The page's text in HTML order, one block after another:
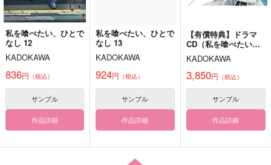
Hasebe in Wonderla
FourSec
パラダイム・シフト
（税込）
本音は瞳の奥に
私を喰べたい、ひとで
なし 12
KADOKAWA
836円 （税込）
サンプル
作品詳細
私を喰べたい、ひとで
なし 13
KADOKAWA
924円 （税込）
サンプル
作品詳細
【有償特典】ドラマ
CD（私を喰べたい、
ひとでなし 13）
KADOKAWA
3,850円 （税込）
サンプル
作品詳細